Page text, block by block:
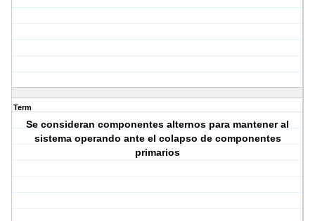
Term
Se consideran componentes alternos para mantener al
sistema operando ante el colapso de componentes
primarios